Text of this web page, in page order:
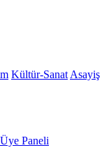
Kültür-Sanat Asayiş
Üye Paneli